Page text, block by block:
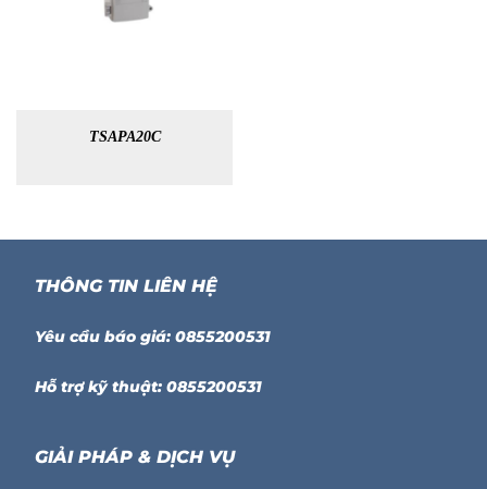
TSAPA20C
THÔNG TIN LIÊN HỆ
Yêu cầu báo giá: 0855200531
Hỗ trợ kỹ thuật: 0855200531
GIẢI PHÁP & DỊCH VỤ